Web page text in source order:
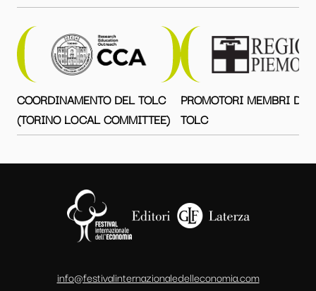
COORDINAMENTO DEL TOLC
(TORINO LOCAL COMMITTEE)
PROMOTORI MEMBRI DEL
TOLC
info@festivalinternazionaledelleconomia.com